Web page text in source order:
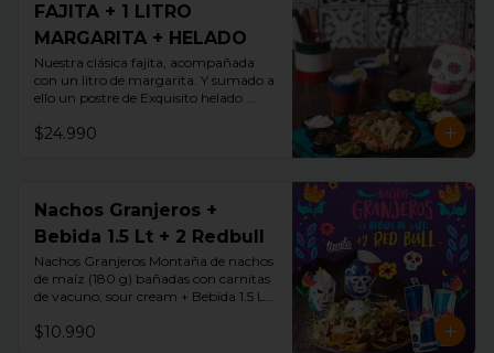
FAJITA + 1 LITRO
MARGARITA + HELADO
Nuestra clásica fajita, acompañada
con un litro de margarita. Y sumado a
ello un postre de Exquisito helado
$24.990
Nachos Granjeros +
Bebida 1.5 Lt + 2 Redbull
Nachos Granjeros Montaña de nachos
de maíz (180 g) bañadas con carnitas
de vacuno, sour cream + Bebida 1.5 LT
$10.990